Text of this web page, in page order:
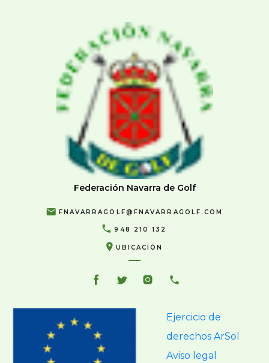
Federación Navarra de Golf
FNAVARRAGOLF@FNAVARRAGOLF.COM
948 210 132
UBICACIÓN
Ejercicio de
derechos ArSol
Aviso legal